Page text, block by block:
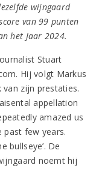
wijngaard
van 99 punten
het Jaar 2024.
Stuart
Hij volgt Markus
zijn prestaties.
appellation
amazed us
past few years.
bullseye’. De
noemt hij